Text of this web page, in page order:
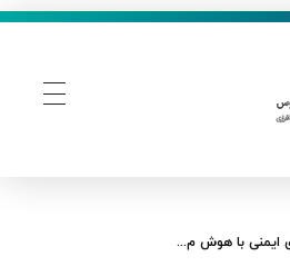
ایمنی با هوش م...